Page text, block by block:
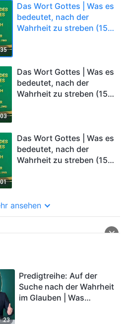
Das Wort Gottes | Was es
bedeutet, nach der
Wahrheit zu streben (15)
Das Wort Gottes | Was es
bedeutet, nach der
Wahrheit zu streben (15)
Das Wort Gottes | Was es
bedeutet, nach der
Wahrheit zu streben (15)
ansehen
Predigtreihe: Auf der
Suche nach der Wahrheit
im Glauben | Was